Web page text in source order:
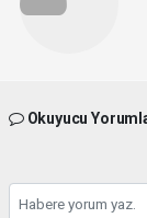
Okuyucu